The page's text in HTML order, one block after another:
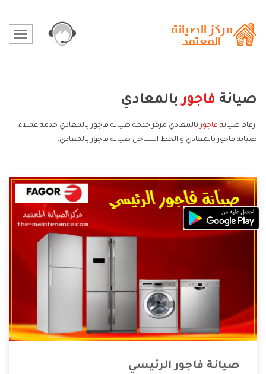
صيانة فاجوربالمعادي
ارقام صيانة فاجور بالمعادي مركز خدمة صيانة فاجور بالمعادي خدمة عملاء
صيانة فاجور بالمعادي و الخط الساخن صيانة فاجور بالمعادي.
صيانة فاجور الرئيسي